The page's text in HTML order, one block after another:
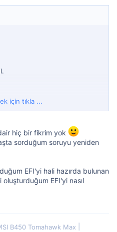
config.plistte de değişiklikler
için tıkla ...
hiç bir fikrim yok
sorduğum soruyu yeniden
EFI'yi hali hazırda bulunan
oluşturduğum EFI'yi nasıl
B450 Tomahawk Max